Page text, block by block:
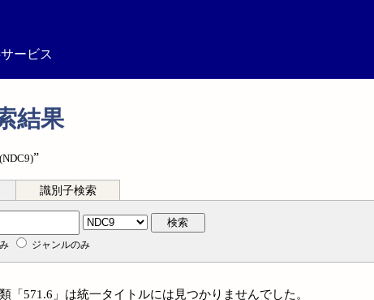
ービス
結果
(NDC9)”
識別子検索
検索
ジャンルのみ
「571.6」は統一タイトルには見つかりませんでした。